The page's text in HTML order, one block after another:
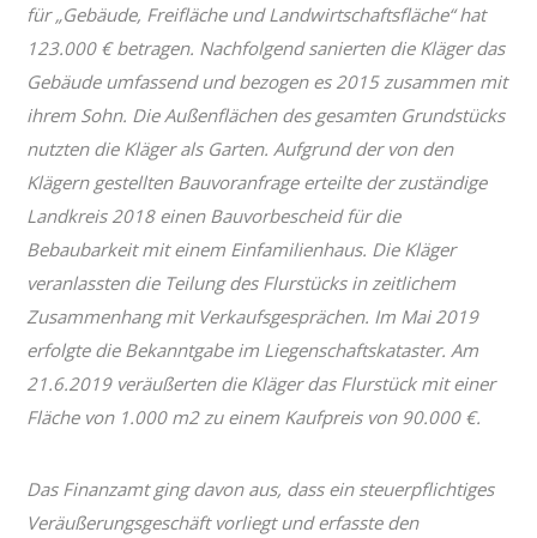
für „Gebäude, Freifläche und Landwirtschaftsfläche“ hat
123.000 € betragen. Nachfolgend sanierten die Kläger das
Gebäude umfassend und bezogen es 2015 zusammen mit
ihrem Sohn. Die Außenflächen des gesamten Grundstücks
nutzten die Kläger als Garten. Aufgrund der von den
Klägern gestellten Bauvoranfrage erteilte der zuständige
Landkreis 2018 einen Bauvorbescheid für die
Bebaubarkeit mit einem Einfamilienhaus. Die Kläger
veranlassten die Teilung des Flurstücks in zeitlichem
Zusammenhang mit Verkaufsgesprächen. Im Mai 2019
erfolgte die Bekanntgabe im Liegenschaftskataster. Am
21.6.2019 veräußerten die Kläger das Flurstück mit einer
Fläche von 1.000 m2 zu einem Kaufpreis von 90.000 €.
Das Finanzamt ging davon aus, dass ein steuerpflichtiges
Veräußerungsgeschäft vorliegt und erfasste den